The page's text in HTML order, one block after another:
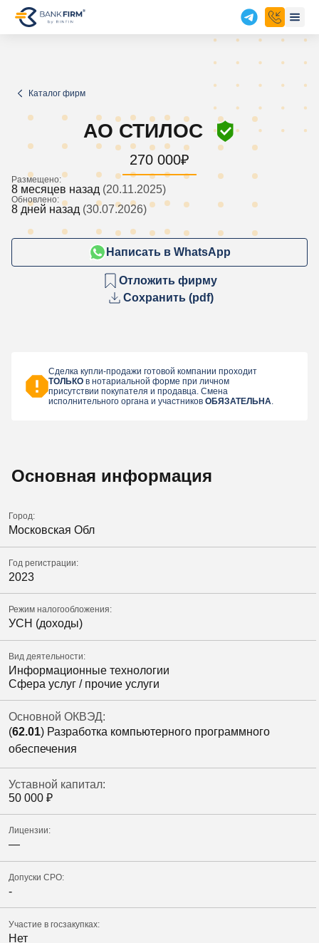
Каталог фирм
АО СТИЛОС
270 000₽
Размещено:
8 месяцев назад (20.11.2025)
Обновлено:
8 дней назад (30.07.2026)
Написать в WhatsApp
Отложить фирму
Сохранить (pdf)
Сделка купли-продажи готовой компании проходит
ТОЛЬКО в нотариальной форме при личном
присутствии покупателя и продавца. Смена
исполнительного органа и участников ОБЯЗАТЕЛЬНА.
Основная информация
Город:
Московская Обл
Год регистрации:
2023
Режим налогообложения:
УСН (доходы)
Вид деятельности:
Информационные технологии
Сфера услуг / прочие услуги
Основной ОКВЭД:
(62.01) Разработка компьютерного программного
обеспечения
Уставной капитал:
50 000 ₽
Лицензии:
—
Допуски СРО:
-
Участие в госзакупках:
Нет